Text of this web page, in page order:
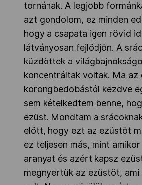
tornának. A legjobb
azt gondolom, ez minden
hogy a csapata igen rövid
látványosan fejlődjön. A
küzdöttek a
koncentráltak voltak. Ma az
korongbedobástól kezdve
sem kételkedtem benne,
ezüst. Mondtam a
előtt, hogy ezt az ezüstöt
ez teljesen más, mint
aranyat és azért kapsz
megnyertük az ezüstöt, ami